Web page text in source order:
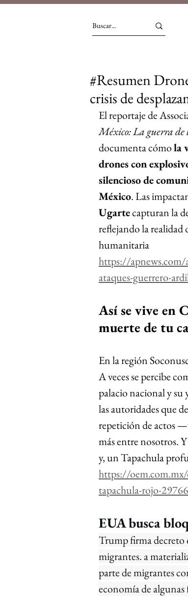
#Resumen
crisis de
El reportaje de
México: La guerra de
documenta cómo la
drones con
silencioso de
México. Las
Ugarte capturan la
reflejando la realidad
humanitaria
https://apnews.com/
ataques-guerrero-
Así se vive en
muerte de tu
En la región
A veces se percibe
palacio nacional y su
las autoridades que
repetición de actos
más entre nosotros.
y, un Tapachula
https://
tapachula-rojo-
EUA busca
Trump firma decreto
migrantes. a
parte de migrantes
economía de